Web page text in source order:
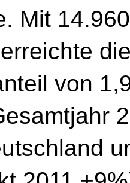
Mit
von